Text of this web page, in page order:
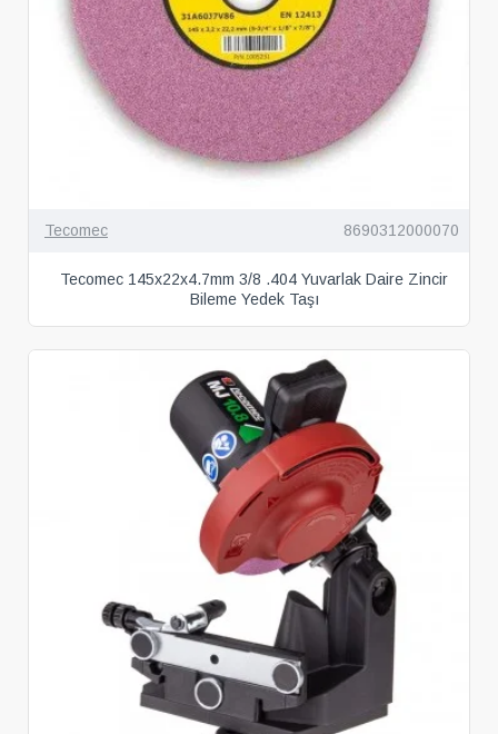
Tecomec 8690312000070
Tecomec 145x22x4.7mm 3/8 .404 Yuvarlak Daire Zincir
Bileme Yedek Taşı